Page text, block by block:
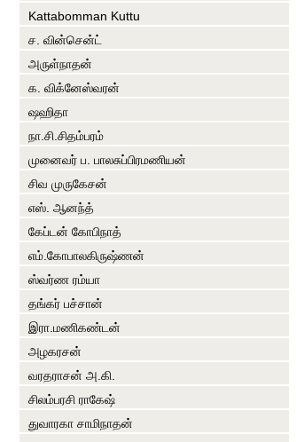
Kattabomman Kuttu
ச. வின்சென்ட்
அருள்நாதன்
க. விக்னேஸ்வரன்
ஷஹிதா
நா.சி.சிதம்பரம்
முனைவர் ப. பாலசுப்பிரமணியன்
சிவ முருகேசன்
எஸ். ஆனந்த்
கேப்டன் கோபிநாத்
எம்.கோபாலகிருஷ்ணன்
ஸ்வர்ண ரம்யா
தங்கர் பச்சான்
இரா.மணிகண்டன்
அழகரசன்
வரதராசன் அ.கி.
சிலம்பரசி ராகேஷ்
துவாரகா சாமிநாதன்